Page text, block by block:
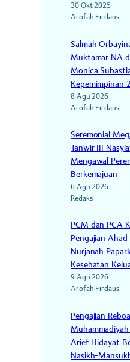
30 Okt 2025
Arofah Firdaus
Salmah
Muktamar NA
Monica
Kepemimpinan
8 Agu 2026
Arofah Firdaus
Seremonial
Tanwir III
Mengawal
Berkemajuan
6 Agu 2026
Redaksi
PCM dan PCA
Pengajian
Nurjanah
Kesehatan
9 Agu 2026
Arofah Firdaus
Pengajian
Arief Hidayat
Nasikh-